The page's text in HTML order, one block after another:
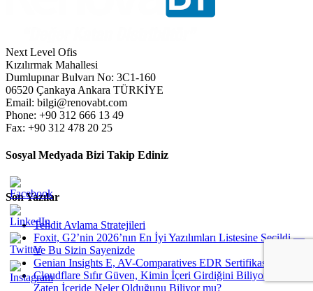
Next Level Ofis
Kızılırmak Mahallesi
Dumlupınar Bulvarı No: 3C1-160
06520 Çankaya Ankara TÜRKİYE
Email: bilgi@renovabt.com
Phone: +90 312 666 13 49
Fax: +90 312 478 20 25
Sosyal Medyada Bizi Takip Ediniz
Son Yazılar
Tehdit Avlama Stratejileri
Foxit, G2’nin 2026’nın En İyi Yazılımları Listesine Seçildi —
Ve Bu Sizin Sayenizde
Genian Insights E, AV-Comparatives EDR Sertifikası nı Aldı
Cloudflare Sıfır Güven, Kimin İçeri Girdiğini Biliyor. Peki
Zaten İçeride Neler Olduğunu Biliyor mu?